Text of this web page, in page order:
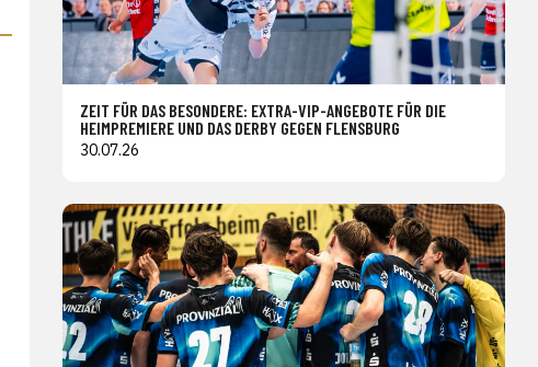
ZEIT FÜR DAS BESONDERE: EXTRA-VIP-ANGEBOTE FÜR DIE
HEIMPREMIERE UND DAS DERBY GEGEN FLENSBURG
30.07.26